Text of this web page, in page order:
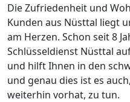
Die Zufriedenheit und
Kunden aus Nüsttal liegt
am Herzen. Schon seit 8
Schlüsseldienst Nüsttal
und hilft Ihnen in den
und genau dies ist es
weiterhin vorhat, zu tun.